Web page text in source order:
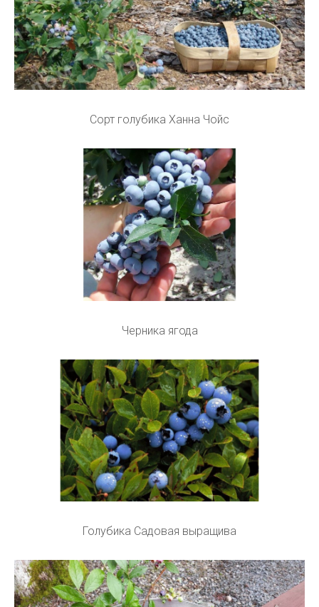
Сорт голубика Ханна Чойс
Черника ягода
Голубика Садовая выращива